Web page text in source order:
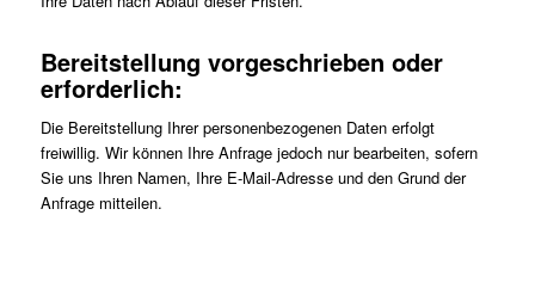
Bereitstellung vorgeschrieben oder
erforderlich:
Die Bereitstellung Ihrer personenbezogenen Daten erfolgt
freiwillig. Wir können Ihre Anfrage jedoch nur bearbeiten, sofern
Sie uns Ihren Namen, Ihre E-Mail-Adresse und den Grund der
Anfrage mitteilen.